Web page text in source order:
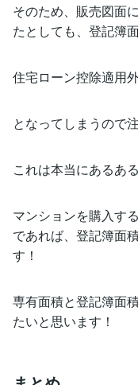
そのため、販売図面
たとしても、登記簿
住宅ローン控除適用
となってしまうので
これは本当にあるあ
マンションを購入す
であれば、登記簿面
す！
専有面積と登記簿面
たいと思います！